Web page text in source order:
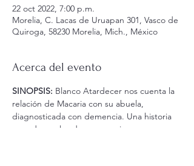
22 oct 2022, 7:00 p.m.
Morelia, C. Lacas de Uruapan 301, Vasco de
Quiroga, 58230 Morelia, Mich., México
Acerca del evento
SINOPSIS: Blanco Atardecer nos cuenta la
relación de Macaria con su abuela,
diagnosticada con demencia. Una historia
narrada por los dos personajes, que nos